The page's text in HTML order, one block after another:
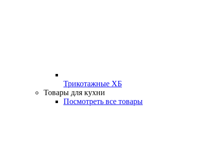
Трикотажные ХБ
Товары для кухни
Посмотреть все товары